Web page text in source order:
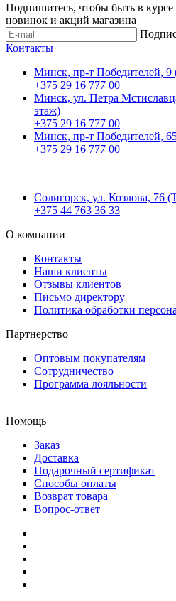
Подпишитесь, чтобы быть в курсе
новинок и акций магазина
Контакты
Минск, пр-т Победителей, 9
+375 29 16 777 00
Минск, ул. Петра
этаж)
+375 29 16 777 00
Минск, пр-т Победителей,
+375 29 16 777 00
Солигорск, ул. Козлова, 76
+375 44 763 36 33
О компании
Контакты
Наши клиенты
Отзывы клиентов
Письмо директору
Политика обработки
Партнерство
Оптовым покупателям
Сотрудничество
Программа лояльности
Помощь
Заказ
Доставка
Подарочный сертификат
Способы оплаты
Возврат товара
Вопрос-ответ